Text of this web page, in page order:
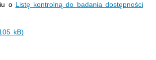
o Listę kontrolną do badania dostępności
kB)